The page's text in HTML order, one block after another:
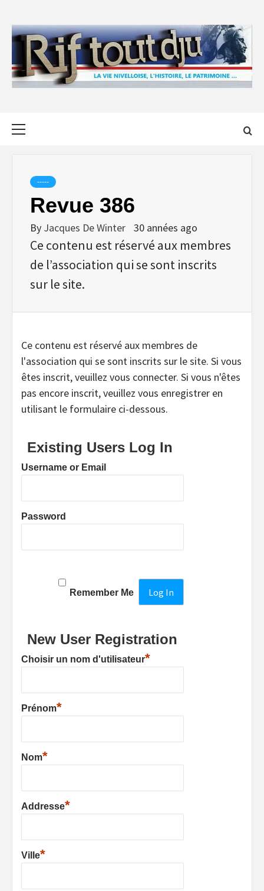
content
-----
Revue 386
By Jacques De Winter 30 années ago
Ce contenu est réservé aux membres
de l’association qui se sont inscrits
sur le site.
Ce contenu est réservé aux membres de
l'association qui se sont inscrits sur le site. Si vous
êtes inscrit, veuillez vous connecter. Si vous n'êtes
pas encore inscrit, veuillez vous enregistrer en
utilisant le formulaire ci-dessous.
Existing Users Log In
Username or Email
Password
Remember Me
New User Registration
Choisir un nom d'utilisateur*
Prénom*
Nom*
Addresse*
Ville*